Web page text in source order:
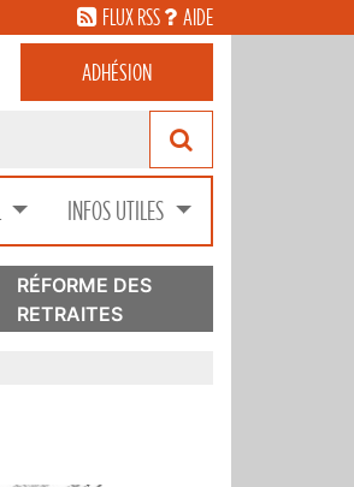
FLUX RSS AIDE
ADHÉSION
INFOS UTILES
RÉFORME DES
RETRAITES